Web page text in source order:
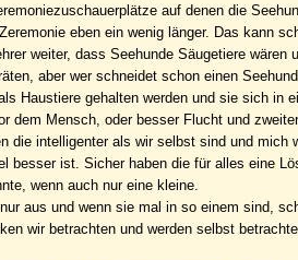
auf denen die
eben ein wenig länger. Das kann
weiter, dass Seehunde Säugetiere
aber wer schneidet schon einen
Haustiere gehalten werden und sie sich in
dem Mensch, oder besser Flucht und
die intelligenter als wir selbst sind und mich
besser ist. Sicher haben die für alles eine
wenn auch nur eine kleine.
aus und wenn sie mal in so einem sind,
wir betrachten und werden selbst